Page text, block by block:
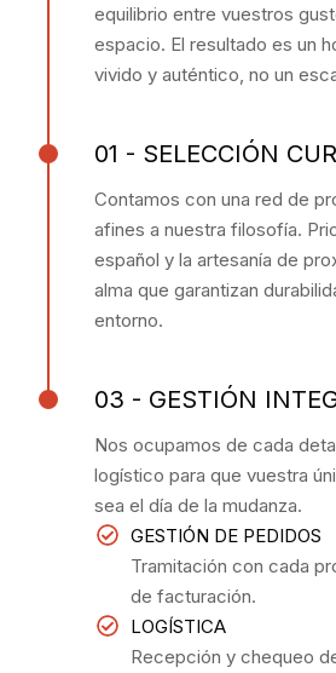
equilibrio entre vuestros
espacio. El resultado es un
vivido y auténtico, no un
01 - SELECCIÓN
Contamos con una red de
afines a nuestra filosofía.
español y la artesanía de
alma que garantizan
entorno.
03 - GESTIÓN
Nos ocupamos de cada
logístico para que vuestra
sea el día de la mudanza.
GESTIÓN DE PEDIDOS
Tramitación con cada
de facturación.
LOGÍSTICA
Recepción y chequeo